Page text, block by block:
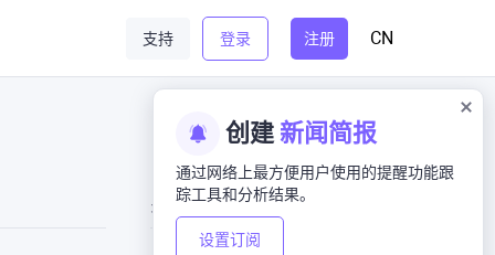
支持 登录 注册 CN
创建 新闻简报
通过网络上最方便用户使用的提醒功能跟
踪工具和分析结果。
设置订阅
关闭